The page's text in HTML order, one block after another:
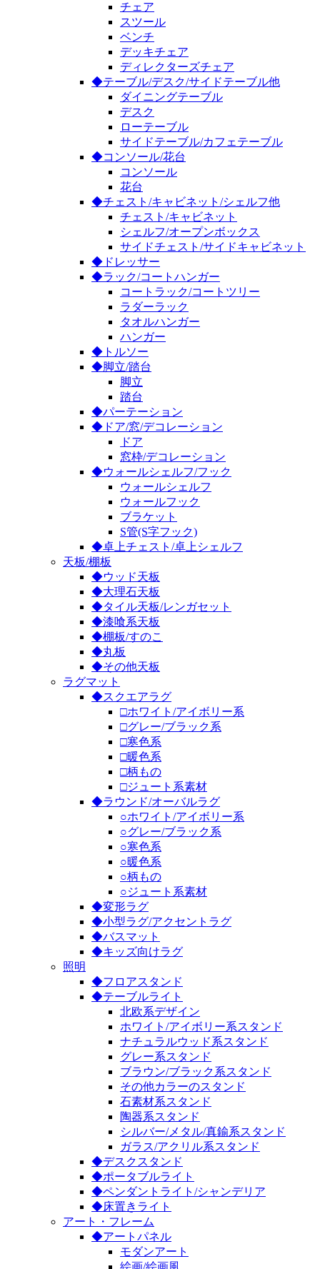
チェア
スツール
ベンチ
デッキチェア
ディレクターズチェア
◆テーブル/デスク/サイドテーブル他
ダイニングテーブル
デスク
ローテーブル
サイドテーブル/カフェテーブル
◆コンソール/花台
コンソール
花台
◆チェスト/キャビネット/シェルフ他
チェスト/キャビネット
シェルフ/オープンボックス
サイドチェスト/サイドキャビネット
◆ドレッサー
◆ラック/コートハンガー
コートラック/コートツリー
ラダーラック
タオルハンガー
ハンガー
◆トルソー
◆脚立/踏台
脚立
踏台
◆パーテーション
◆ドア/窓/デコレーション
ドア
窓枠/デコレーション
◆ウォールシェルフ/フック
ウォールシェルフ
ウォールフック
ブラケット
S管(S字フック)
◆卓上チェスト/卓上シェルフ
天板/棚板
◆ウッド天板
◆大理石天板
◆タイル天板/レンガセット
◆漆喰系天板
◆棚板/すのこ
◆丸板
◆その他天板
ラグマット
◆スクエアラグ
□ホワイト/アイボリー系
□グレー/ブラック系
□寒色系
□暖色系
□柄もの
□ジュート系素材
◆ラウンド/オーバルラグ
○ホワイト/アイボリー系
○グレー/ブラック系
○寒色系
○暖色系
○柄もの
○ジュート系素材
◆変形ラグ
◆小型ラグ/アクセントラグ
◆バスマット
◆キッズ向けラグ
照明
◆フロアスタンド
◆テーブルライト
北欧系デザイン
ホワイト/アイボリー系スタンド
ナチュラルウッド系スタンド
グレー系スタンド
ブラウン/ブラック系スタンド
その他カラーのスタンド
石素材系スタンド
陶器系スタンド
シルバー/メタル/真鍮系スタンド
ガラス/アクリル系スタンド
◆デスクスタンド
◆ポータブルライト
◆ペンダントライト/シャンデリア
◆床置きライト
アート・フレーム
◆アートパネル
モダンアート